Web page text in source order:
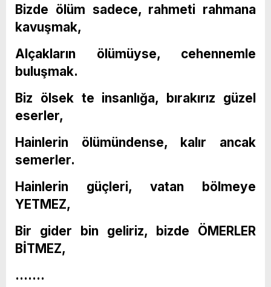
Bizde ölüm sadece, rahmeti rahmana
kavuşmak,
Alçakların ölümüyse, cehennemle
buluşmak.
Biz ölsek te insanlığa, bırakırız güzel
eserler,
Hainlerin ölümündense, kalır ancak
semerler.
Hainlerin güçleri, vatan bölmeye
YETMEZ,
Bir gider bin geliriz, bizde ÖMERLER
BİTMEZ,
…….